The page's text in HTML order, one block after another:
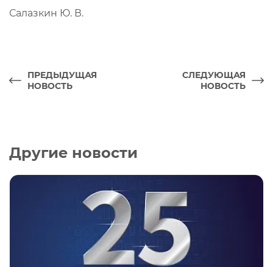
Салазкин Ю. В.
ПРЕДЫДУЩАЯ
НОВОСТЬ
СЛЕДУЮЩАЯ
НОВОСТЬ
Другие новости